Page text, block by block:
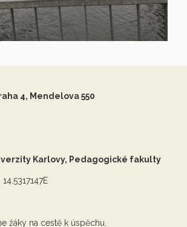
4, Mendelova 550
Karlovy, Pedagogické fakulty
žáky na cestě k úspěchu.